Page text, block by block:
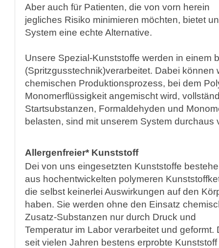
Aber auch für Patienten, die von vorn herein
jegliches Risiko minimieren möchten, bietet
System eine echte Alternative.
Unsere Spezial-Kunststoffe werden in einem
(Spritzgusstechnik)verarbeitet. Dabei können
chemischen Produktionsprozess, bei dem
Monomerflüssigkeit angemischt wird,
Startsubstanzen, Formaldehyden und
belasten, sind mit unserem System durchaus
Allergenfreier* Kunststoff
Dei von uns eingesetzten Kunststoffe
aus hochentwickelten polymeren
die selbst keinerlei Auswirkungen auf den
haben. Sie werden ohne den Einsatz
Zusatz-Substanzen nur durch Druck und
Temperatur im Labor verarbeitet und geformt.
seit vielen Jahren bestens erprobte